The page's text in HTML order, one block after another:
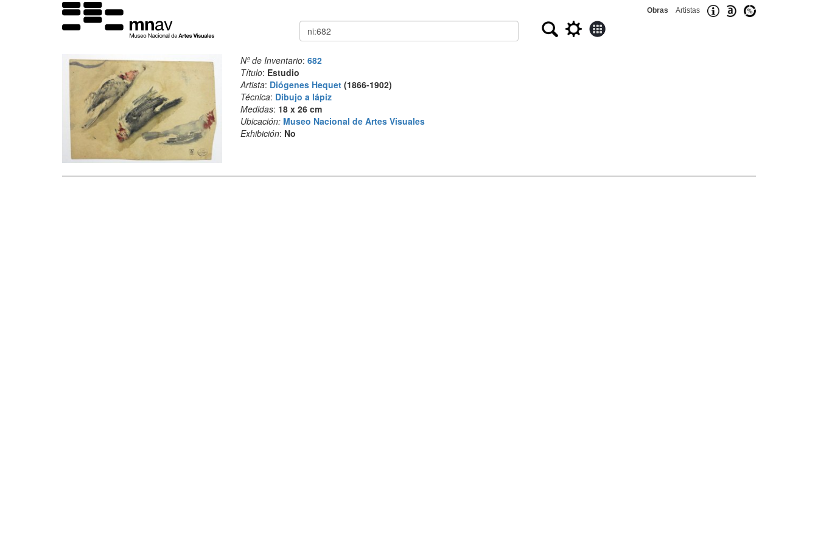
Obras Artistas
Buscar
Nº de Inventario: 682
Título: Estudio
Artista: Diógenes Hequet(1866-1902)
Técnica: Dibujo a lápiz
Medidas: 18 x 26 cm
Ubicación: Museo Nacional de Artes Visuales
Exhibición: No